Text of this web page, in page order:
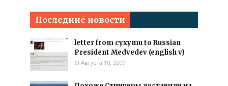
Последние новости
letter from cyxymu to Russian
President Medvedev (english v)
Августа 10, 2009